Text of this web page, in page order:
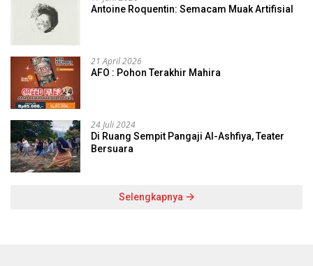
Antoine Roquentin: Semacam Muak Artifisial
21 April 2026
AFO : Pohon Terakhir Mahira
24 Juli 2024
Di Ruang Sempit Pangaji Al-Ashfiya, Teater
Bersuara
Selengkapnya